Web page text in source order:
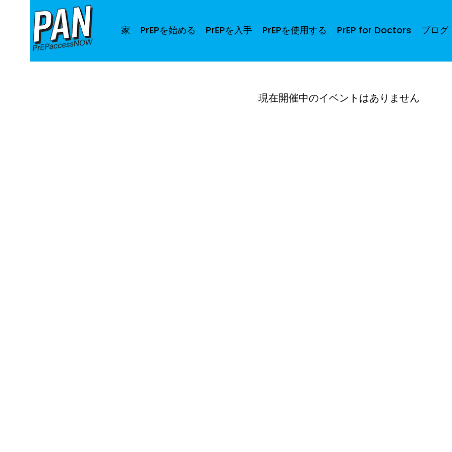
家 PrEPを始める PrEPを入手 PrEPを使用する PrEP for Doctors ブログ
現在開催中のイベントはありません